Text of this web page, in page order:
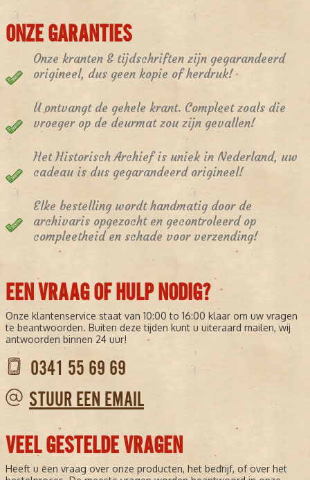
ONZE GARANTIES
Onze kranten & tijdschriften zijn gegarandeerd
origineel, dus geen kopie of herdruk!
U ontvangt de gehele krant. Compleet zoals die
vroeger op de deurmat zou zijn gevallen!
Het Historisch Archief is uniek in Nederland, uw
cadeau is dus gegarandeerd origineel!
Elke bestelling wordt handmatig door de
archivaris opgezocht en gecontroleerd op
compleetheid en schade voor verzending!
EEN VRAAG OF HULP NODIG?
Onze klantenservice staat van 10:00 to 16:00 klaar om uw vragen
te beantwoorden. Buiten deze tijden kunt u uiteraard mailen, wij
antwoorden binnen 24 uur!
0341 55 69 69
STUUR EEN EMAIL
VEEL GESTELDE VRAGEN
Heeft u een vraag over onze producten, het bedrijf, of over het